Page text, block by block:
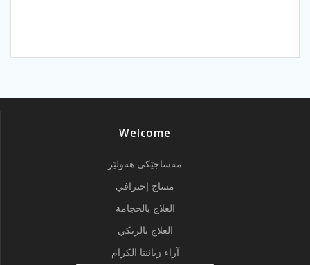
Welcome
مەساجێکی هەولێر
مساج إحترافي
العلاج بالحجامة
العلاج بالريكي
آراء زبائننا الكرام